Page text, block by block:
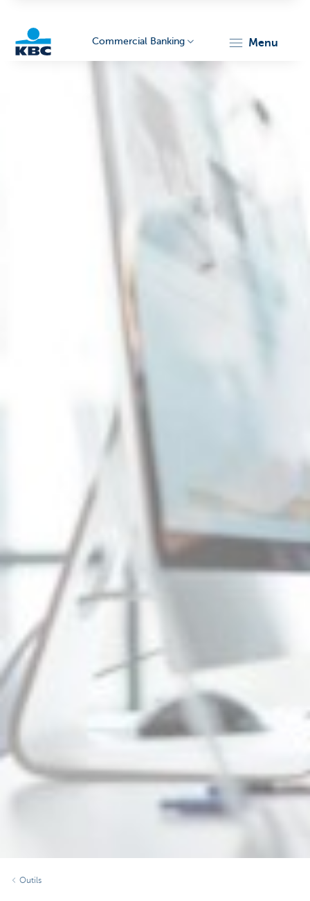
Commercial Banking menu
Outils